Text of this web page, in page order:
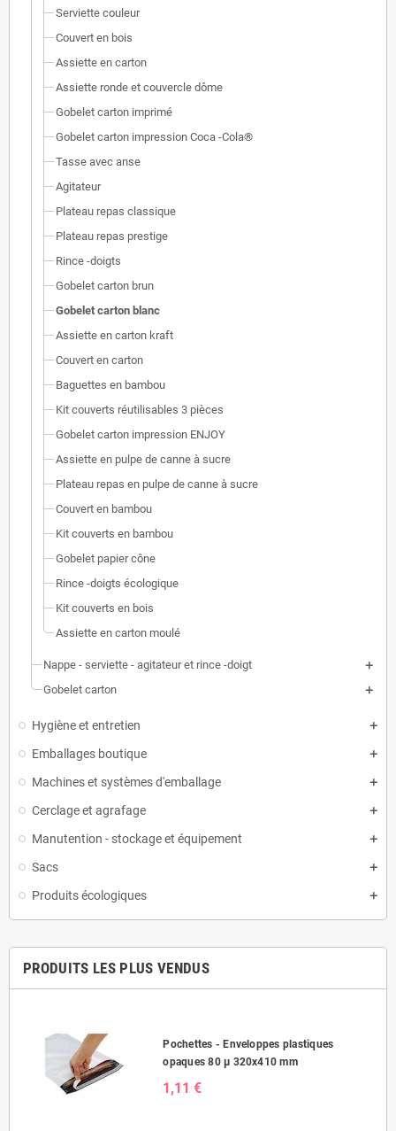
Serviette couleur
Couvert en bois
Assiette en carton
Assiette ronde et couvercle dôme
Gobelet carton imprimé
Gobelet carton impression Coca -Cola®
Tasse avec anse
Agitateur
Plateau repas classique
Plateau repas prestige
Rince -doigts
Gobelet carton brun
Gobelet carton blanc
Assiette en carton kraft
Couvert en carton
Baguettes en bambou
Kit couverts réutilisables 3 pièces
Gobelet carton impression ENJOY
Assiette en pulpe de canne à sucre
Plateau repas en pulpe de canne à sucre
Couvert en bambou
Kit couverts en bambou
Gobelet papier cône
Rince -doigts écologique
Kit couverts en bois
Assiette en carton moulé
Nappe - serviette - agitateur et rince -doigt
Gobelet carton
Hygiène et entretien
Emballages boutique
Machines et systèmes d'emballage
Cerclage et agrafage
Manutention - stockage et équipement
Sacs
Produits écologiques
PRODUITS LES PLUS VENDUS
Pochettes - Enveloppes plastiques
opaques 80 µ 320x410 mm
1,11 €